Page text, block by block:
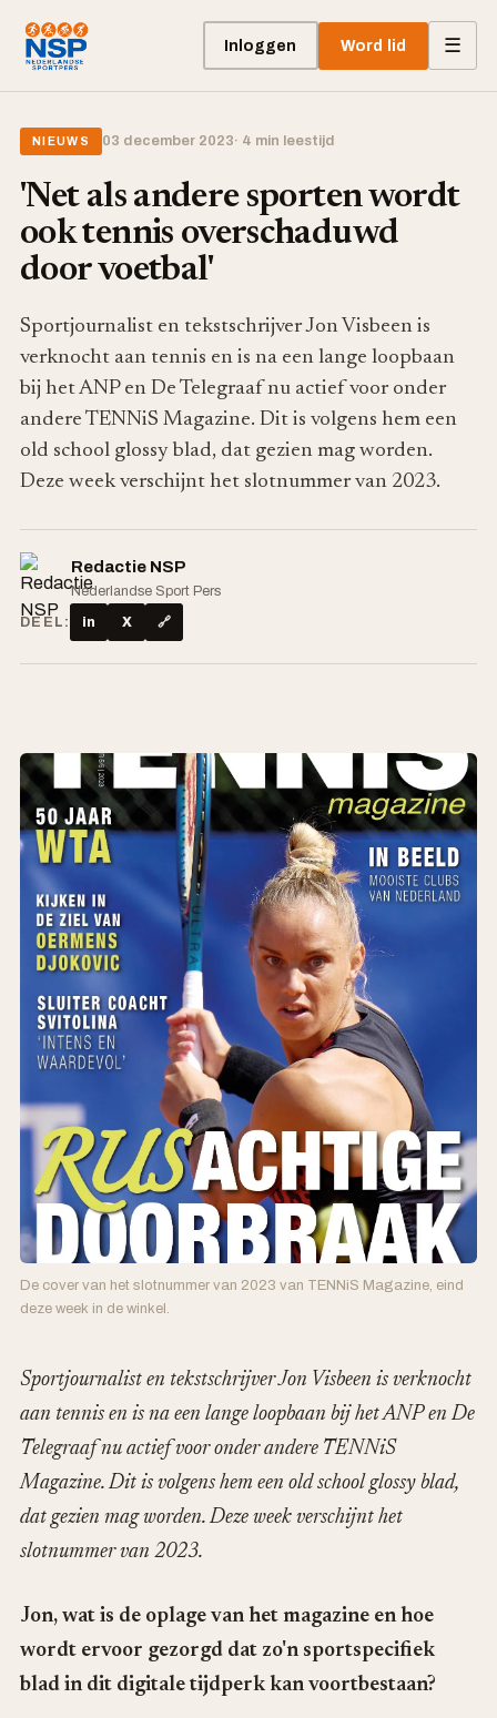
Inloggen Word lid ☰
NIEUWS 03 december 2023· 4 min leestijd
'Net als andere sporten wordt
ook tennis overschaduwd
door voetbal'
Sportjournalist en tekstschrijver Jon Visbeen is
verknocht aan tennis en is na een lange loopbaan
bij het ANP en De Telegraaf nu actief voor onder
andere TENNiS Magazine. Dit is volgens hem een
old school glossy blad, dat gezien mag worden.
Deze week verschijnt het slotnummer van 2023.
Redactie NSP
Nederlandse Sport Pers
DEEL:
in X 🔗
De cover van het slotnummer van 2023 van TENNiS Magazine, eind
deze week in de winkel.
Sportjournalist en tekstschrijver Jon Visbeen is verknocht
aan tennis en is na een lange loopbaan bij het ANP en De
Telegraaf nu actief voor onder andere TENNiS
Magazine. Dit is volgens hem een old school glossy blad,
dat gezien mag worden. Deze week verschijnt het
slotnummer van 2023.
Jon, wat is de oplage van het magazine en hoe
wordt ervoor gezorgd dat zo'n sportspecifiek
blad in dit digitale tijdperk kan voortbestaan?